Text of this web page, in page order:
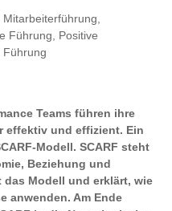
Mitarbeiterführung
Führung
Positive
Führung
Teams führen ihre
effektiv und effizient. Ein
Modell. SCARF steht
Beziehung und
das Modell und erklärt, wie
anwenden. Am Ende